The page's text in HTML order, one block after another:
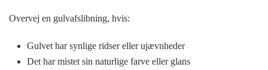
Overvej en gulvafslibning, hvis:
Gulvet har synlige ridser eller ujævnheder
Det har mistet sin naturlige farve eller glans